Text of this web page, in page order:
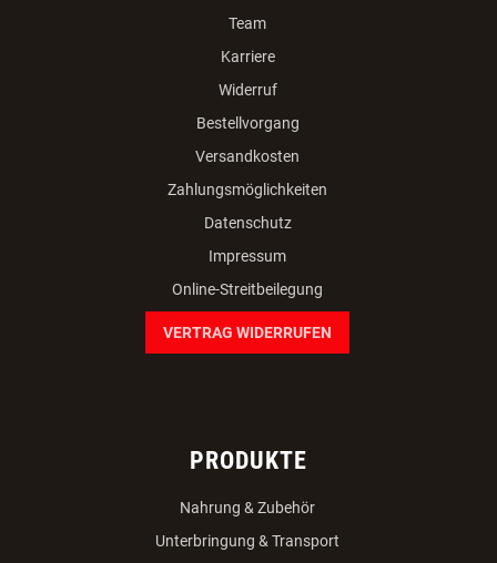
Team
Karriere
Widerruf
Bestellvorgang
Versandkosten
Zahlungsmöglichkeiten
Datenschutz
Impressum
Online-Streitbeilegung
VERTRAG WIDERRUFEN
PRODUKTE
Nahrung & Zubehör
Unterbringung & Transport